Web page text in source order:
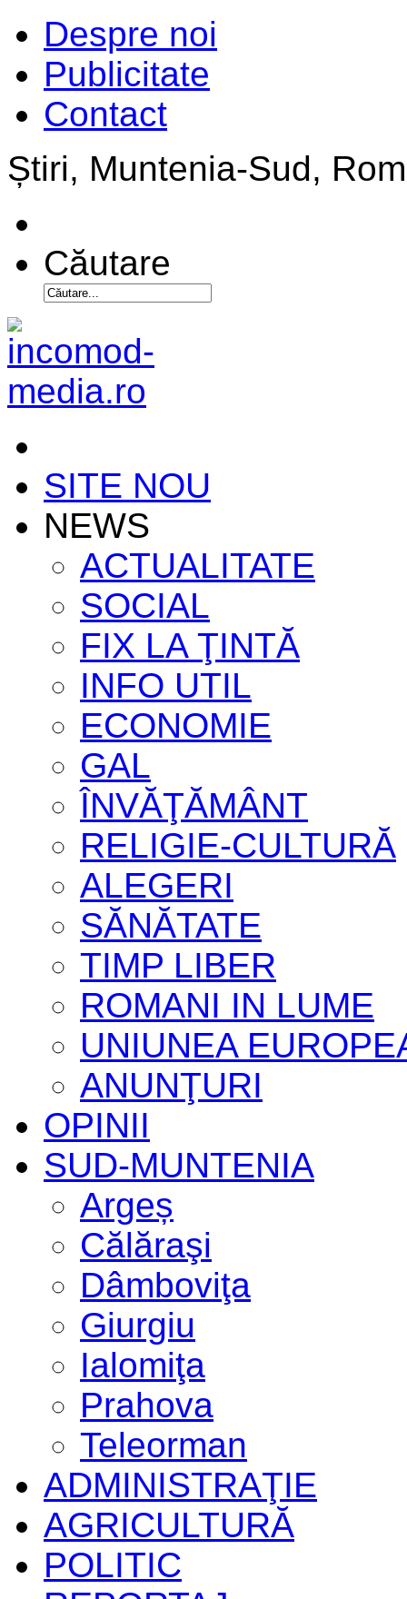
Despre noi
Publicitate
Contact
Știri, Muntenia-Sud,
Căutare
SITE NOU
NEWS
ACTUALITATE
SOCIAL
FIX LA ŢINTĂ
INFO UTIL
ECONOMIE
GAL
ÎNVĂŢĂMÂNT
RELIGIE-CULTURĂ
ALEGERI
SĂNĂTATE
TIMP LIBER
ROMANI IN LUME
UNIUNEA
ANUNŢURI
OPINII
SUD-MUNTENIA
Argeș
Călăraşi
Dâmboviţa
Giurgiu
Ialomiţa
Prahova
Teleorman
ADMINISTRAŢIE
AGRICULTURĂ
POLITIC